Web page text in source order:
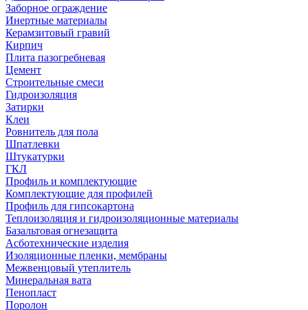
Заборное ограждение
Инертные материалы
Керамзитовый гравий
Кирпич
Плита пазогребневая
Цемент
Строительные смеси
Гидроизоляция
Затирки
Клеи
Ровнитель для пола
Шпатлевки
Штукатурки
ГКЛ
Профиль и комплектующие
Комплектующие для профилей
Профиль для гипсокартона
Теплоизоляция и гидроизоляционные материалы
Базальтовая огнезащита
Асботехнические изделия
Изоляционные пленки, мембраны
Межвенцовый утеплитель
Минеральная вата
Пенопласт
Поролон